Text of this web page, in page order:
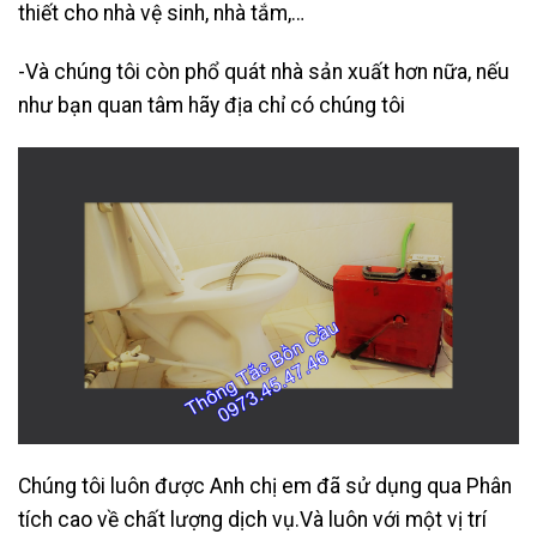
thiết cho nhà vệ sinh, nhà tắm,…
-Và chúng tôi còn phổ quát nhà sản xuất hơn nữa, nếu
như bạn quan tâm hãy địa chỉ có chúng tôi
Chúng tôi luôn được Anh chị em đã sử dụng qua Phân
tích cao về chất lượng dịch vụ.Và luôn với một vị trí